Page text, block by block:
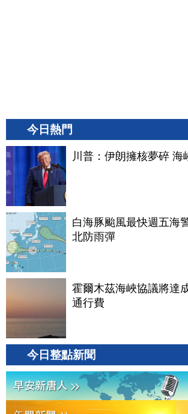
今日熱門
川普：伊朗擁核夢碎 海
白海豚颱風最快週五海
北防雨彈
霍爾木茲海峽協議將達
通行費
今日整點新聞